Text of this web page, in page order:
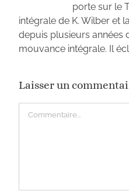
porte sur le
intégrale de K. Wilber et
depuis plusieurs années
mouvance intégrale. Il
Laisser un